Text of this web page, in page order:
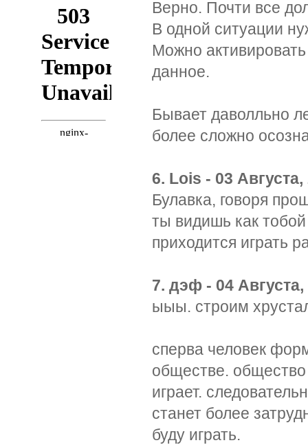
Верно. Почти все
В одной ситуации
Можно
данное.
Бывает даволльно
более сложно
6. Lois - 03
Булавка, говоря
ты видишь как
приходится играть
7. дэф - 04
ыыы. строим
сперва человек
обществе. общество
играет.
станет более
буду играть.